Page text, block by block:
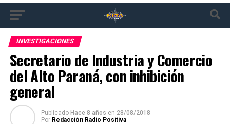
INVESTIGACIONES
Secretario de Industria y Comercio
del Alto Paraná, con inhibición
general
Publicado Hace 8 años en 28/08/2018
Por Redacción Radio Positiva